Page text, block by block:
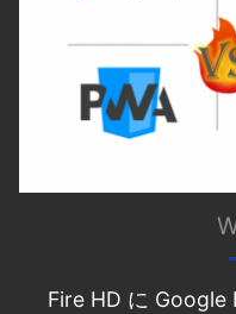
Fire HD に Google